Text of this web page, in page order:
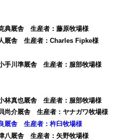
典厩舎 生産者：藤原牧場様
厩舎 生産者：Charles Fipke様
手川準厩舎 生産者：服部牧場様
林真也厩舎 生産者：服部牧場様
尚介厩舎 生産者：ヤナガワ牧場様
厩舎 生産者：杵臼牧場様
八厩舎 生産者：矢野牧場様